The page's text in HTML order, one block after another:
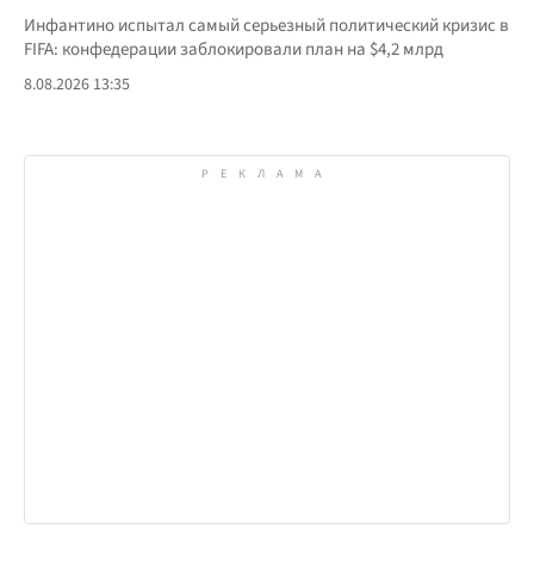
Инфантино испытал самый серьезный политический кризис в
FIFA: конфедерации заблокировали план на $4,2 млрд
8.08.2026 13:35